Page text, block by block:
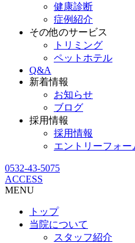
健康診断
症例紹介
その他のサービス
トリミング
ペットホテル
Q&A
新着情報
お知らせ
ブログ
採用情報
採用情報
エントリーフォー
0532-43-5075
ACCESS
MENU
トップ
当院について
スタッフ紹介